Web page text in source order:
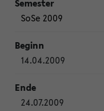
SoSe 2009
14.04.2009
24.07.2009